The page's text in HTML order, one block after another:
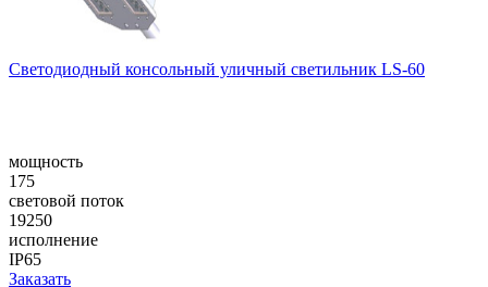
Cветодиодный консольный уличный cветильник LS-60
мощность
175
световой поток
19250
исполнение
IP65
Заказать